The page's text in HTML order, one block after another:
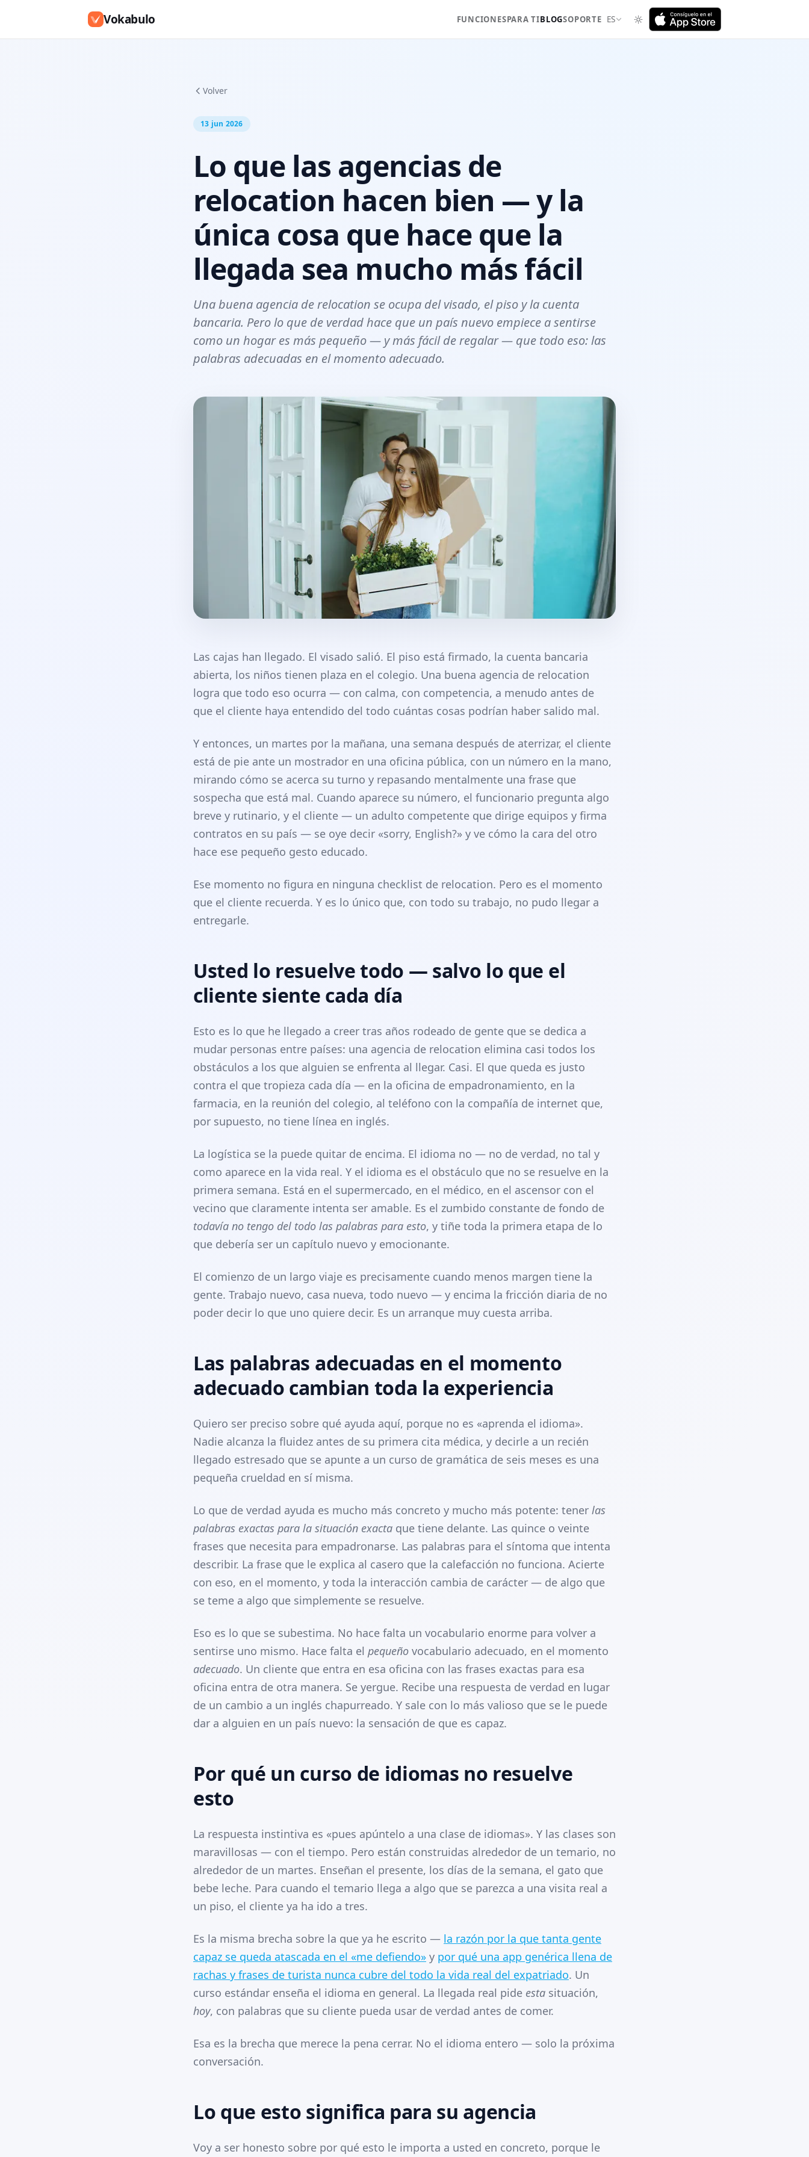
Vokabulo FUNCIONESPARA TIBLOGSOPORTE ES
Volver
13 jun 2026
Lo que las agencias de
relocation hacen bien — y la
única cosa que hace que la
llegada sea mucho más fácil
Una buena agencia de relocation se ocupa del visado, el piso y la cuenta
bancaria. Pero lo que de verdad hace que un país nuevo empiece a sentirse
como un hogar es más pequeño — y más fácil de regalar — que todo eso: las
palabras adecuadas en el momento adecuado.
Las cajas han llegado. El visado salió. El piso está firmado, la cuenta bancaria
abierta, los niños tienen plaza en el colegio. Una buena agencia de relocation
logra que todo eso ocurra — con calma, con competencia, a menudo antes de
que el cliente haya entendido del todo cuántas cosas podrían haber salido mal.
Y entonces, un martes por la mañana, una semana después de aterrizar, el cliente
está de pie ante un mostrador en una oficina pública, con un número en la mano,
mirando cómo se acerca su turno y repasando mentalmente una frase que
sospecha que está mal. Cuando aparece su número, el funcionario pregunta algo
breve y rutinario, y el cliente — un adulto competente que dirige equipos y firma
contratos en su país — se oye decir «sorry, English?» y ve cómo la cara del otro
hace ese pequeño gesto educado.
Ese momento no figura en ninguna checklist de relocation. Pero es el momento
que el cliente recuerda. Y es lo único que, con todo su trabajo, no pudo llegar a
entregarle.
Usted lo resuelve todo — salvo lo que el
cliente siente cada día
Esto es lo que he llegado a creer tras años rodeado de gente que se dedica a
mudar personas entre países: una agencia de relocation elimina casi todos los
obstáculos a los que alguien se enfrenta al llegar. Casi. El que queda es justo
contra el que tropieza cada día — en la oficina de empadronamiento, en la
farmacia, en la reunión del colegio, al teléfono con la compañía de internet que,
por supuesto, no tiene línea en inglés.
La logística se la puede quitar de encima. El idioma no — no de verdad, no tal y
como aparece en la vida real. Y el idioma es el obstáculo que no se resuelve en la
primera semana. Está en el supermercado, en el médico, en el ascensor con el
vecino que claramente intenta ser amable. Es el zumbido constante de fondo de
todavía no tengo del todo las palabras para esto, y tiñe toda la primera etapa de lo
que debería ser un capítulo nuevo y emocionante.
El comienzo de un largo viaje es precisamente cuando menos margen tiene la
gente. Trabajo nuevo, casa nueva, todo nuevo — y encima la fricción diaria de no
poder decir lo que uno quiere decir. Es un arranque muy cuesta arriba.
Las palabras adecuadas en el momento
adecuado cambian toda la experiencia
Quiero ser preciso sobre qué ayuda aquí, porque no es «aprenda el idioma».
Nadie alcanza la fluidez antes de su primera cita médica, y decirle a un recién
llegado estresado que se apunte a un curso de gramática de seis meses es una
pequeña crueldad en sí misma.
Lo que de verdad ayuda es mucho más concreto y mucho más potente: tener las
palabras exactas para la situación exacta que tiene delante. Las quince o veinte
frases que necesita para empadronarse. Las palabras para el síntoma que intenta
describir. La frase que le explica al casero que la calefacción no funciona. Acierte
con eso, en el momento, y toda la interacción cambia de carácter — de algo que
se teme a algo que simplemente se resuelve.
Eso es lo que se subestima. No hace falta un vocabulario enorme para volver a
sentirse uno mismo. Hace falta el pequeño vocabulario adecuado, en el momento
adecuado. Un cliente que entra en esa oficina con las frases exactas para esa
oficina entra de otra manera. Se yergue. Recibe una respuesta de verdad en lugar
de un cambio a un inglés chapurreado. Y sale con lo más valioso que se le puede
dar a alguien en un país nuevo: la sensación de que es capaz.
Por qué un curso de idiomas no resuelve
esto
La respuesta instintiva es «pues apúntelo a una clase de idiomas». Y las clases son
maravillosas — con el tiempo. Pero están construidas alrededor de un temario, no
alrededor de un martes. Enseñan el presente, los días de la semana, el gato que
bebe leche. Para cuando el temario llega a algo que se parezca a una visita real a
un piso, el cliente ya ha ido a tres.
Es la misma brecha sobre la que ya he escrito — la razón por la que tanta gente
capaz se queda atascada en el «me defiendo» y por qué una app genérica llena de
rachas y frases de turista nunca cubre del todo la vida real del expatriado. Un
curso estándar enseña el idioma en general. La llegada real pide esta situación,
hoy, con palabras que su cliente pueda usar de verdad antes de comer.
Esa es la brecha que merece la pena cerrar. No el idioma entero — solo la próxima
conversación.
Lo que esto significa para su agencia
Voy a ser honesto sobre por qué esto le importa a usted en concreto, porque le